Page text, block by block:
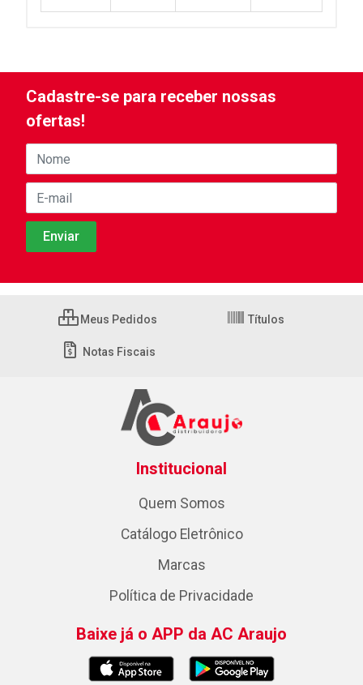
Cadastre-se para receber nossas
ofertas!
Meus Pedidos Títulos
Notas Fiscais
Institucional
Quem Somos
Catálogo Eletrônico
Marcas
Política de Privacidade
Baixe já o APP da AC Araujo